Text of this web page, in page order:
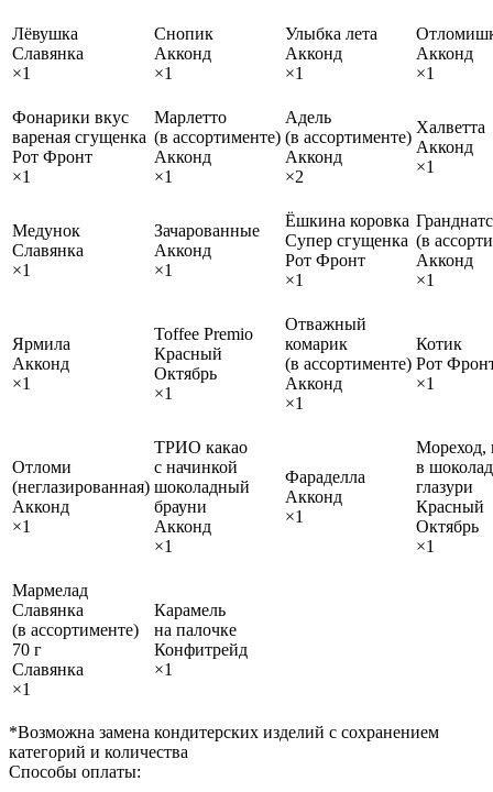
Лёвушка
Славянка
×1
Снопик
Акконд
×1
Улыбка лета
Акконд
×1
Акконд
×1
Фонарики вкус
вареная сгущенка
Рот Фронт
×1
Марлетто
(в ассортименте)
Акконд
×1
Адель
(в ассортименте)
Акконд
×2
Халветта
Акконд
×1
Медунок
Славянка
×1
Зачарованные
Акконд
×1
Ёшкина коровка
Супер сгущенка
Рот Фронт
×1
Гранднатс
(в
Акконд
×1
Ярмила
Акконд
×1
Toffee Premio
Красный
Октябрь
×1
Отважный
комарик
(в ассортименте)
Акконд
×1
Котик
Рот
×1
Отломи
(неглазированная)
Акконд
×1
ТРИО какао
с начинкой
шоколадный
брауни
Акконд
×1
Фараделла
Акконд
×1
Мореход,
в
глазури
Красный
Октябрь
×1
Мармелад
Славянка
(в ассортименте)
70 г
Славянка
×1
Карамель
на палочке
Конфитрейд
×1
*Возможна замена кондитерских изделий с сохранением
категорий и количества
Способы оплаты: